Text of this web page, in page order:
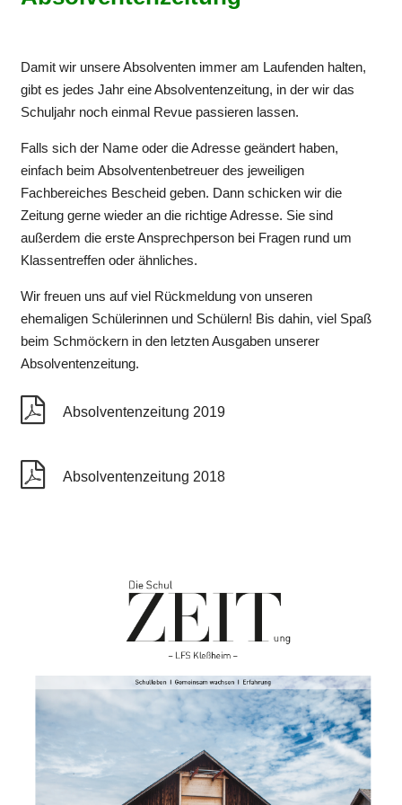
Damit wir unsere Absolventen immer am Laufenden halten,
gibt es jedes Jahr eine Absolventenzeitung, in der wir das
Schuljahr noch einmal Revue passieren lassen.
Falls sich der Name oder die Adresse geändert haben,
einfach beim Absolventenbetreuer des jeweiligen
Fachbereiches Bescheid geben. Dann schicken wir die
Zeitung gerne wieder an die richtige Adresse. Sie sind
außerdem die erste Ansprechperson bei Fragen rund um
Klassentreffen oder ähnliches.
Wir freuen uns auf viel Rückmeldung von unseren
ehemaligen Schülerinnen und Schülern! Bis dahin, viel Spaß
beim Schmöckern in den letzten Ausgaben unserer
Absolventenzeitung.
Absolventenzeitung 2019
Absolventenzeitung 2018